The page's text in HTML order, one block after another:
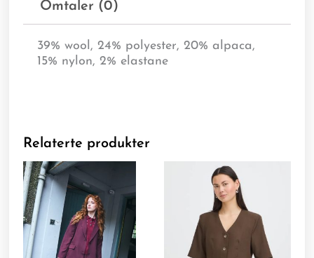
Omtaler (0)
39% wool, 24% polyester, 20% alpaca,
15% nylon, 2% elastane
Relaterte produkter